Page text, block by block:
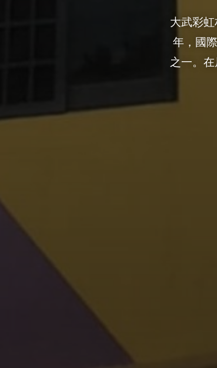
大武彩
年，國
之一。